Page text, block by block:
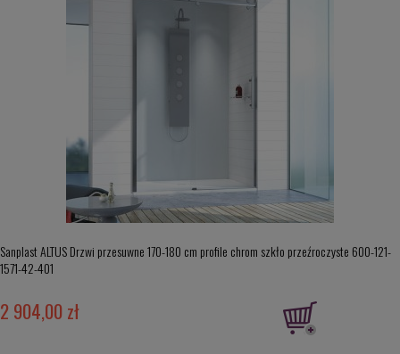
Sanplast ALTUS Drzwi przesuwne 170-180 cm profile chrom szkło przeźroczyste 600-121-
1571-42-401
2 904,00 zł